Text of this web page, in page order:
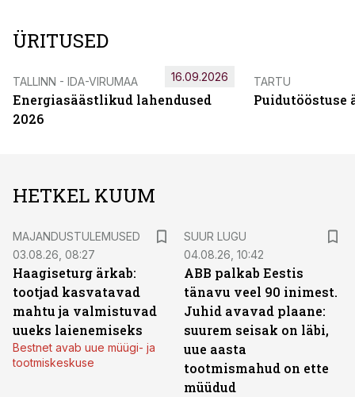
ÜRITUSED
TALLINN - IDA-VIRUMAA
Energiasäästlikud lahendused
2026
16.09.2026 TARTU
Puidutööstuse
HETKEL KUUM
MAJANDUSTULEMUSED
03.08.26, 08:27
Haagiseturg ärkab:
tootjad kasvatavad
mahtu ja valmistuvad
uueks laienemiseks
Bestnet avab uue müügi- ja
tootmiskeskuse
SUUR LUGU
04.08.26, 10:42
ABB palkab Eestis
tänavu veel 90 inimest.
Juhid avavad plaane:
suurem seisak on läbi,
uue aasta
tootmismahud on ette
müüdud